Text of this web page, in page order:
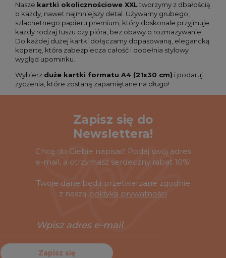
Nasze kartki okolicznościowe XXLtworzymy z dbałością
o każdy, nawet najmniejszy detal. Używamy grubego,
szlachetnego papieru premium, który doskonale przyjmuje
każdy rodzaj tuszu czy pióra, bez obawy o rozmazywanie.
Do każdej dużej kartki dołączamy dopasowaną, elegancką
kopertę, która zabezpiecza całość i dopełnia stylowy
wygląd upominku.
Wybierz duże kartki formatu A4 (21x30 cm) i podaruj
życzenia, które zostaną zapamiętane na długo!
Zapisz się do
Newslettera!
Chcę do Ciebie napisać! Podaj swój adres
e-mail, a otrzymasz serdeczny rabat 10%!
Twoje dane będą przetwarzane zgodnie
z naszą polityką prywatności
Zapisz się